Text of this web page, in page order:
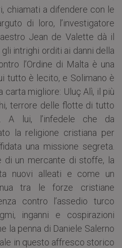
chiamati a difendere con le
di loro, l’investigatore
Jean de Valette dà il
intrighi orditi ai danni della
l’Ordine di Malta è una
tutto è lecito, e Solimano è
carta migliore: Uluç Alì, il più
terrore delle flotte di tutto
A lui, l’infedele che da
la religione cristiana per
una missione segreta.
di un mercante di stoffe, la
nuovi alleati e come un
tra le forze cristiane
contro l’assedio turco
inganni e cospirazioni
la penna di Daniele Salerno
in questo affresco storico